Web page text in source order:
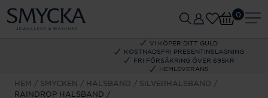
VI KÖPER DITT GULD
KOSTNADSFRI PRESENTINSLAGNING
FRI FÖRSÄKRING ÖVER 695KR
HEMLEVERANS
0
HEM SMYCKEN HALSBAND
SILVERHALSBAND
RAINDROP HALSBAND